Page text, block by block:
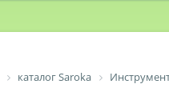
каталог Saroka